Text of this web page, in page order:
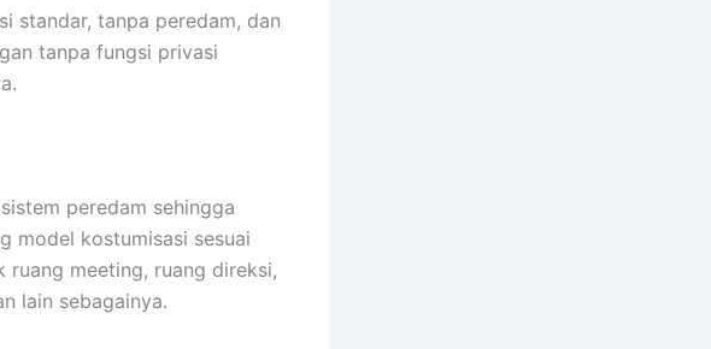
standar, tanpa peredam, dan
tanpa fungsi privasi
peredam sehingga
model kostumisasi sesuai
meeting, ruang direksi,
lain sebagainya.